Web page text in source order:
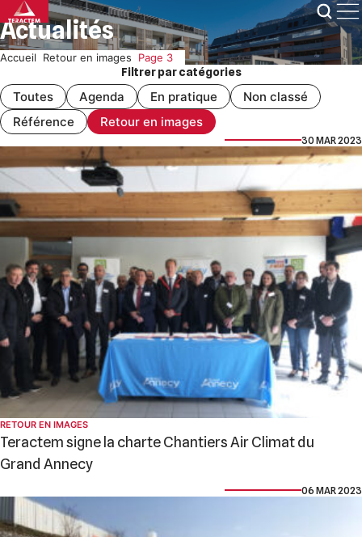
Skip
to
content
Actualités
Accueil Retour en images Page 3
Filtrer par catégories
Toutes Agenda En pratique
Non classé
Référence
Retour en images
30 MAR 2023
RETOUR EN IMAGES
Teractem signe la charte Chantiers Air Climat du
Grand Annecy
06 MAR 2023